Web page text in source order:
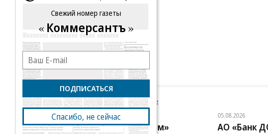
Новости компаний Все
05.08.2026
ПАО «ВымпелКом»
05.08.2026
АО «Банк
Свежий номер газеты
Коммерсантъ
ПОДПИСАТЬСЯ
Спасибо, не сейчас